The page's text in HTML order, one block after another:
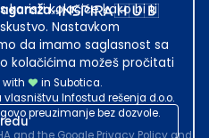
with
in Subotica.
Infostud rešenja d.o.o.
preuzimanje bez dozvole.
koristi kolačiće kako bi ti
Nastavkom
da imamo saglasnost sa
kolačićima možeš pročitati